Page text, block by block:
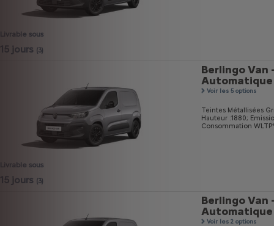
Livrable sous
15 jours (3)
Livrable sous
15 jours (3)
Berlingo Van
Automatique
Voir les 5 options
Teintes Métallisées
Hauteur :1880;
Consommation
Berlingo Van
Automatique
Voir les 2 options